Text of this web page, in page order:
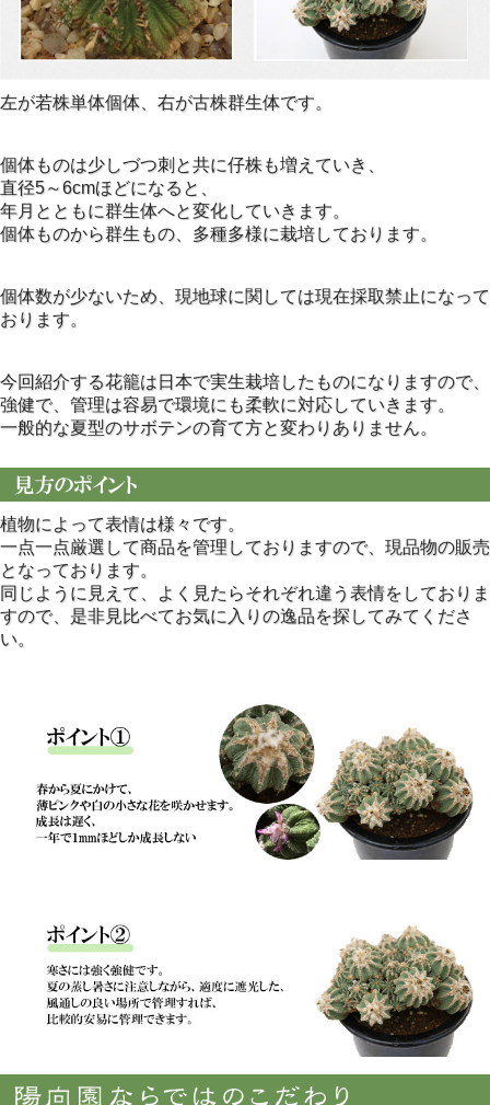
左が若株単体個体、右が古株群生体です。
個体ものは少しづつ刺と共に仔株も増えていき、
直径5～6cmほどになると、
年月とともに群生体へと変化していきます。
個体ものから群生もの、多種多様に栽培しております。
個体数が少ないため、現地球に関しては現在採取禁止になって
おります。
今回紹介する花籠は日本で実生栽培したものになりますので、
強健で、管理は容易で環境にも柔軟に対応していきます。
一般的な夏型のサボテンの育て方と変わりありません。
植物によって表情は様々です。
一点一点厳選して商品を管理しておりますので、現品物の販売
となっております。
同じように見えて、よく見たらそれぞれ違う表情をしておりま
すので、是非見比べてお気に入りの逸品を探してみてくださ
い。